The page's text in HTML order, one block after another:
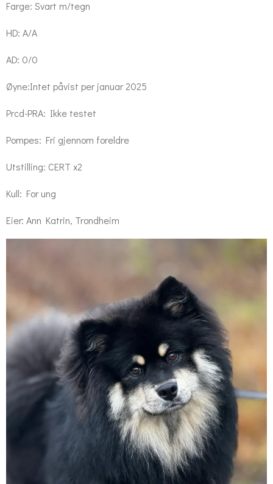
Farge: Svart m/tegn
HD: A/A
AD: 0/0
Øyne:Intet påvist per januar 2025
Prcd-PRA: Ikke testet
Pompes: Fri gjennom foreldre
Utstilling: CERT x2
Kull: For ung
Eier: Ann Katrin, Trondheim